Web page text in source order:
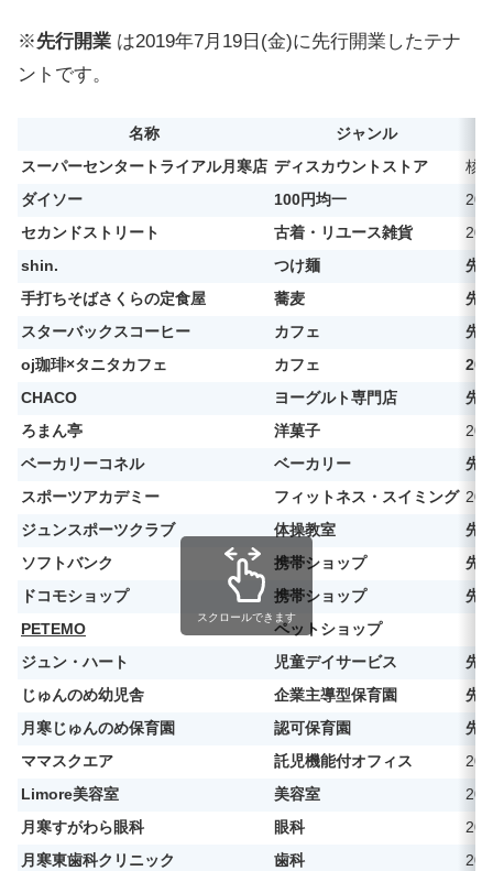
※先行開業 は2019年7月19日(金)に先行開業したテナ
ントです。
名称
ジャンル
スーパーセンタートライアル月寒店 ディスカウントストア
核
ダイソー
100円均一
セカンドストリート
古着・リユース雑貨
shin.
つけ麺
先
手打ちそばさくらの定食屋
蕎麦
先
スターバックスコーヒー
カフェ
先
oj珈琲×タニタカフェ
カフェ
CHACO
ヨーグルト専門店
先
ろまん亭
洋菓子
ベーカリーコネル
ベーカリー
先
スポーツアカデミー
フィットネス・スイミング
ジュンスポーツクラブ
体操教室
先
ソフトバンク
携帯ショップ
先
ドコモショップ
携帯ショップ
先
PETEMO
ペットショップ
ジュン・ハート
児童デイサービス
先
じゅんのめ幼児舎
企業主導型保育園
先
月寒じゅんのめ保育園
認可保育園
先
ママスクエア
託児機能付オフィス
Limore美容室
美容室
月寒すがわら眼科
眼科
月寒東歯科クリニック
歯科
スクロールできます